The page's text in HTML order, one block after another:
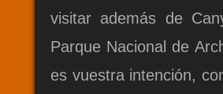
visitar además de
Parque Nacional de
es vuestra intención,